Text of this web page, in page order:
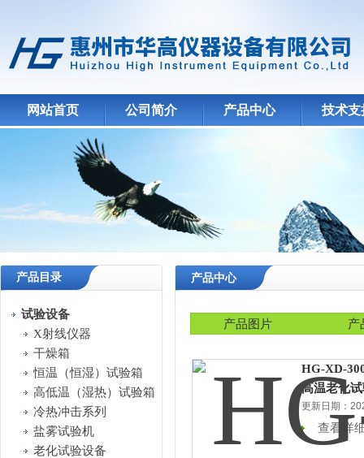
网站首页 公司简介 产品中心 技术支
产品目录
试验设备
X射线仪器
干燥箱
恒温（恒湿）试验箱
高低温（湿热）试验箱
冷热冲击系列
盐雾试验机
老化试验设备
产品中心
产品图片 产
HG-XD-
高温老化
更新日期：
查看详